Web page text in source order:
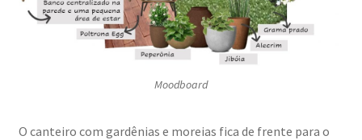
Moodboard
O canteiro com gardênias e moreias fica de frente para o